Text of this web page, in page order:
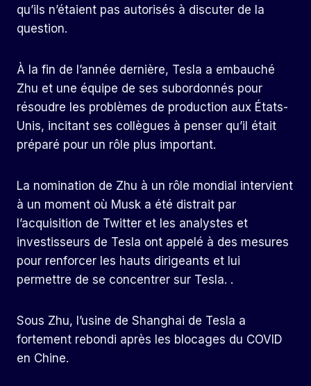
qu’ils n’étaient pas autorisés à discuter de la
question.
À la fin de l’année dernière, Tesla a embauché
Zhu et une équipe de ses subordonnés pour
résoudre les problèmes de production aux États-
Unis, incitant ses collègues à penser qu’il était
préparé pour un rôle plus important.
La nomination de Zhu à un rôle mondial intervient
à un moment où Musk a été distrait par
l’acquisition de Twitter et les analystes et
investisseurs de Tesla ont appelé à des mesures
pour renforcer les hauts dirigeants et lui
permettre de se concentrer sur Tesla. .
Sous Zhu, l’usine de Shanghai de Tesla a
fortement rebondi après les blocages du COVID
en Chine.